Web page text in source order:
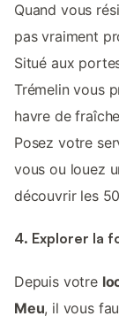
Quand vous
pas vraiment
Situé aux
Trémelin vous
havre de
Posez votre
vous ou louez
découvrir les
4. Explorer la
Depuis votre
Meu, il vous